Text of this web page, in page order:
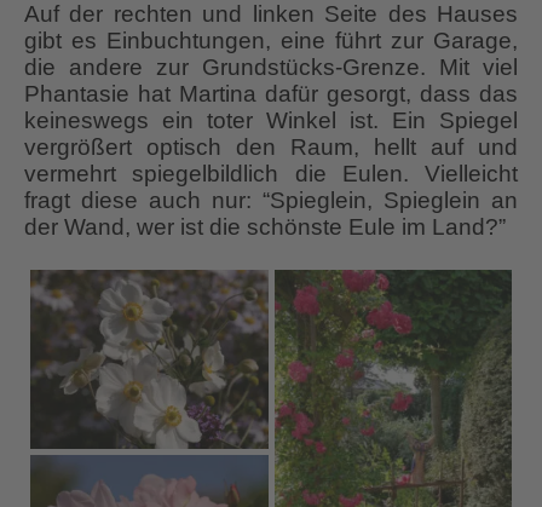
Auf der rechten und linken Seite des Hauses
gibt es Einbuchtungen, eine führt zur Garage,
die andere zur Grundstücks-Grenze. Mit viel
Phantasie hat Martina dafür gesorgt, dass das
keineswegs ein toter Winkel ist. Ein Spiegel
vergrößert optisch den Raum, hellt auf und
vermehrt spiegelbildlich die Eulen. Vielleicht
fragt diese auch nur: “Spieglein, Spieglein an
der Wand, wer ist die schönste Eule im Land?”